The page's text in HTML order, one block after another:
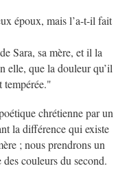
époux, mais l’a-t-il fait
Sara, sa mère, et il la
elle, que la douleur qu’il
tempérée."
chrétienne par un
la différence qui existe
; nous prendrons un
couleurs du second.